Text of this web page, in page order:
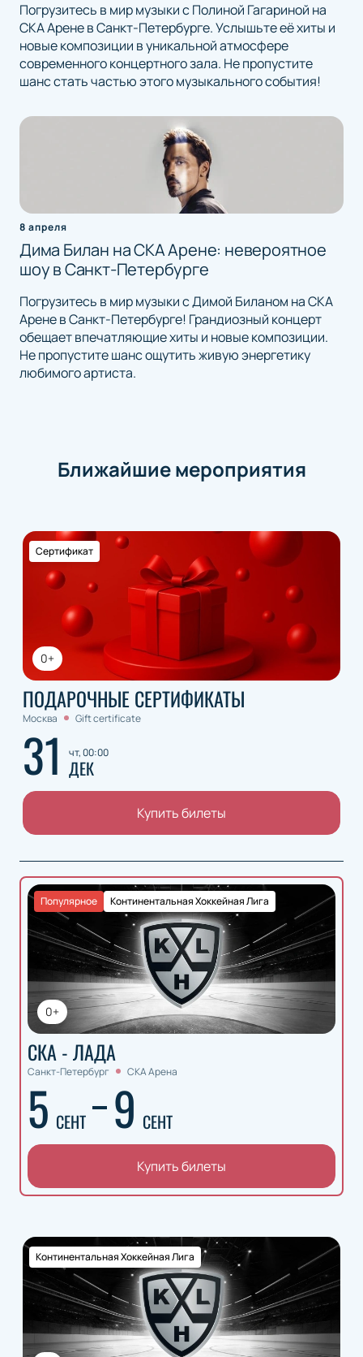
Погрузитесь в мир музыки с Полиной Гагариной на
СКА Арене в Санкт-Петербурге. Услышьте её хиты и
новые композиции в уникальной атмосфере
современного концертного зала. Не пропустите
шанс стать частью этого музыкального события!
8 апреля
Дима Билан на СКА Арене: невероятное
шоу в Санкт-Петербурге
Погрузитесь в мир музыки с Димой Биланом на СКА
Арене в Санкт-Петербурге! Грандиозный концерт
обещает впечатляющие хиты и новые композиции.
Не пропустите шанс ощутить живую энергетику
любимого артиста.
Ближайшие мероприятия
0+
Сертификат
ПОДАРОЧНЫЕ СЕРТИФИКАТЫ
Москва Gift certificate
31 чт, 00:00
ДЕК
Купить билеты
0+
Континентальная Хоккейная Лига
Популярное
СКА - ЛАДА
Санкт-Петербург СКА Арена
5 СЕНТ 9 СЕНТ
Купить билеты
Континентальная Хоккейная Лига